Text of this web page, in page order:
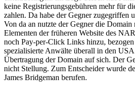
keine Registrierungsgebühren mehr für
zahlen. Da habe der Gegner zugegriffen
Von da an nutzte der Gegner die Domain
Elementen der früheren Website des
noch Pay-per-Click Links hinzu, bezogen
spezialisierte Anwälte überall in den
Übertragung der Domain auf sich. Der
nicht Stellung. Zum Entscheider wurde
James Bridgeman berufen.